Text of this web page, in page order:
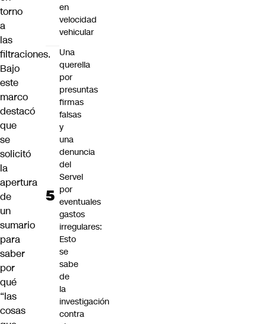
torno
a
las
filtraciones.
Bajo
este
marco
destacó
que
se
solicitó
la
apertura
de
un
sumario
para
saber
por
qué
“las
cosas
en
velocidad
vehicular
Una
querella
por
presuntas
firmas
falsas
y
una
denuncia
del
Servel
por
eventuales
gastos
irregulares:
Esto
se
sabe
de
la
investigación
contra